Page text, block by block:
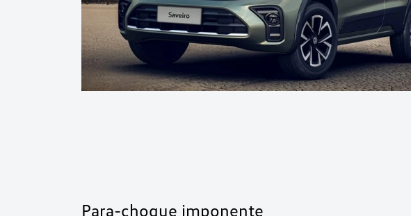
Para-choque imponente